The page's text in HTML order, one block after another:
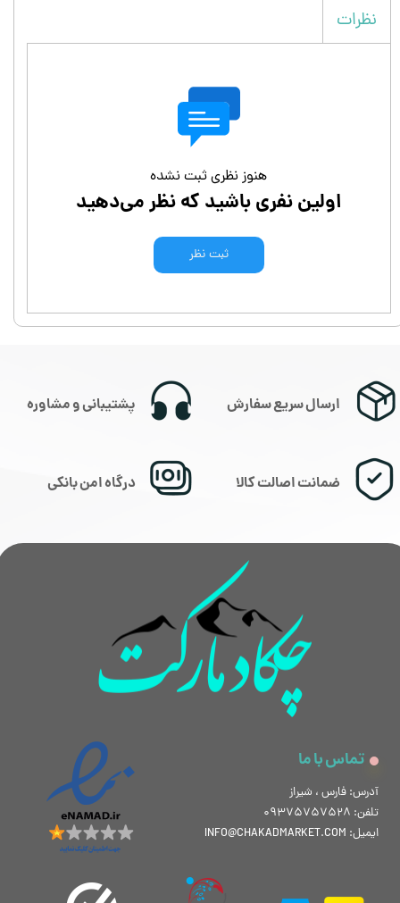
نظرات
هنوز نظری ثبت نشده
اولین نفری باشید که نظر می‌دهید
ثبت نظر
تماس با ما
آدرس: فارس ، شیراز
تلفن: 09375757528
ایمیل: INFO@CHAKADMARKET.COM
ارسال سریع سفارش
درگاه امن بانکی
پشتیبانی و مشاوره
ضمانت اصالت کالا